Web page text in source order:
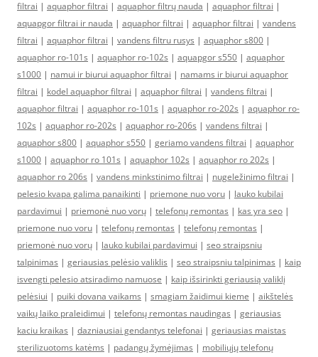
filtrai | aquaphor filtrai | aquaphor filtrų nauda | aquaphor filtrai |
aquapgor filtrai ir nauda | aquaphor filtrai | aquaphor filtrai | vandens
filtrai | aquaphor filtrai | vandens filtru rusys | aquaphor s800 |
aquaphor ro-101s | aquaphor ro-102s | aquapgor s550 | aquaphor
s1000 | namui ir biurui aquaphor filtrai | namams ir biurui aquaphor
filtrai | kodel aquaphor filtrai | aquaphor filtrai | vandens filtrai |
aquaphor filtrai | aquaphor ro-101s | aquaphor ro-202s | aquaphor ro-
102s | aquaphor ro-202s | aquaphor ro-206s | vandens filtrai |
aquaphor s800 | aquaphor s550 | geriamo vandens filtrai | aquaphor
s1000 | aquaphor ro 101s | aquaphor 102s | aquaphor ro 202s |
aquaphor ro 206s | vandens minkstinimo filtrai | nugeležinimo filtrai |
pelesio kvapa galima panaikinti | priemone nuo voru | lauko kubilai
pardavimui | priemonė nuo vorų | telefonų remontas | kas yra seo |
priemone nuo voru | telefonų remontas | telefonų remontas |
priemonė nuo vorų | lauko kubilai pardavimui | seo straipsniu
talpinimas | geriausias pelėsio valiklis | seo straipsniu talpinimas | kaip
isvengti pelesio atsiradimo namuose | kaip išsirinkti geriausią valiklį
pelėsiui | puiki dovana vaikams | smagiam žaidimui kieme | aikštelės
vaikų laiko praleidimui | telefonų remontas naudingas | geriausias
kaciu kraikas | dazniausiai gendantys telefonai | geriausias maistas
sterilizuotoms katėms | padangų žymėjimas | mobiliųjų telefonų